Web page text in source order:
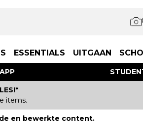
ESSENTIALS UITGAAN
items.
en bewerkte content.